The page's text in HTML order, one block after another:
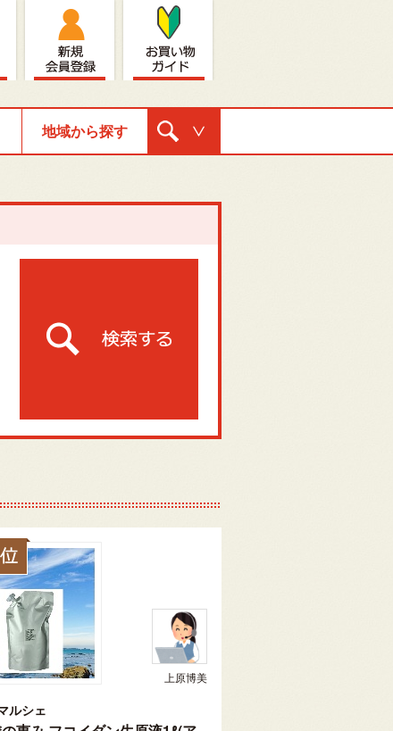
地域から探す
上原博美
ルシェ